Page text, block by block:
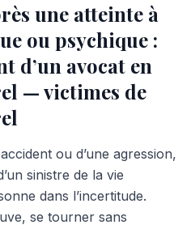
une atteinte à
ou psychique :
d’un avocat en
— victimes de
ou d’une agression,
sinistre de la vie
dans l’incertitude.
se tourner sans